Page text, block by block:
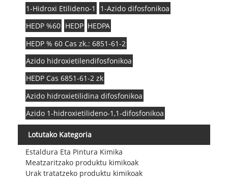
1-Hidroxi Etilideno-1
1-Azido difosfonikoa
HEDP %60 HEDP HEDPA
HEDP % 60 Cas zk.: 6851-61-2
Azido hidroxietilendifosfonikoa
HEDP Cas 6851-61-2 zk
Azido hidroxietilidina difosfonikoa
Azido 1-hidroxietilideno-1,1-difosfonikoa
Lotutako Kategoria
Estaldura Eta Pintura Kimika
Meatzaritzako produktu kimikoak
Urak tratatzeko produktu kimikoak